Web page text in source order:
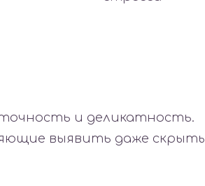
и деликатность.
выявить даже